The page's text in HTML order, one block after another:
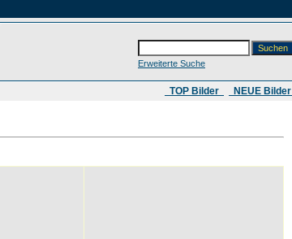
Erweiterte Suche
​ TOP Bilder NEUE Bilder